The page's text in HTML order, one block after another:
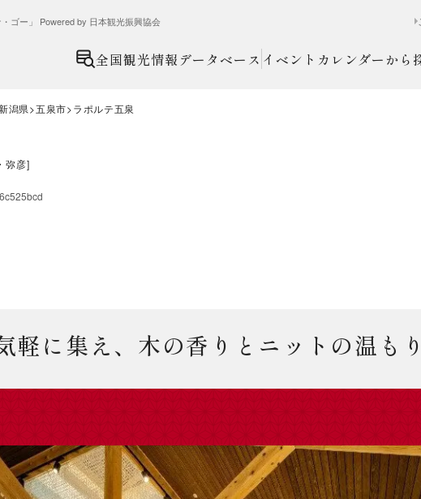
ゴー」 Powered by 日本観光振興協会
全国観光情報データベース イベントカレンダーから
潟県 五泉市 ラポルテ五泉
弥彦]
軽に集え、木の香りとニットの温も